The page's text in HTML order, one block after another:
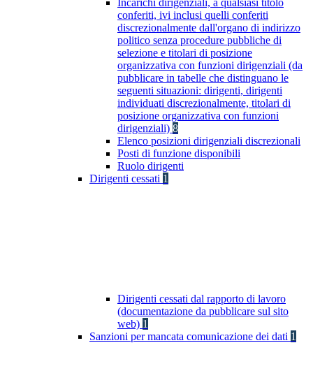
Incarichi dirigenziali, a qualsiasi titolo
conferiti, ivi inclusi quelli conferiti
discrezionalmente dall'organo di indirizzo
politico senza procedure pubbliche di
selezione e titolari di posizione
organizzativa con funzioni dirigenziali (da
pubblicare in tabelle che distinguano le
seguenti situazioni: dirigenti, dirigenti
individuati discrezionalmente, titolari di
posizione organizzativa con funzioni
dirigenziali) 8
Elenco posizioni dirigenziali discrezionali
Posti di funzione disponibili
Ruolo dirigenti
Dirigenti cessati 1
Dirigenti cessati dal rapporto di lavoro
(documentazione da pubblicare sul sito
web) 1
Sanzioni per mancata comunicazione dei dati 1